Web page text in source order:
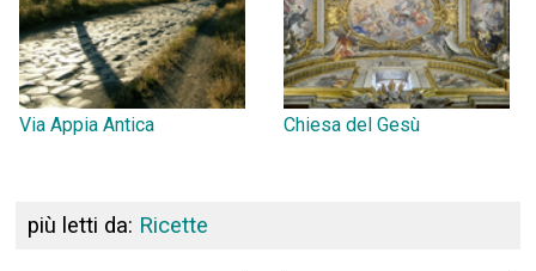
Via Appia Antica Chiesa del Gesù
più letti da: Ricette